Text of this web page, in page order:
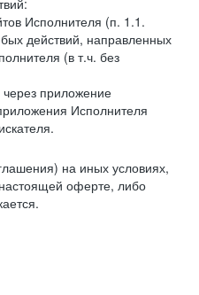
Исполнителя (п. 1.1.
действий, направленных
(в т.ч. без
приложение
Исполнителя
на иных условиях,
оферте, либо